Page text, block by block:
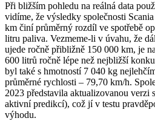
Při bližším pohledu na reálná data
vidíme, že výsledky společnosti
km činí průměrný rozdíl ve spotřebě
litru paliva. Vezmeme-li v úvahu, že
ujede ročně přibližně 150 000 km, je
600 litrů ročně lépe než nejbližší
byl také s hmotností 7 040 kg
průměrné rychlosti – 79,70 km/h.
2023 představila aktualizovanou verzi
aktivní predikcí), což jí v testu
výhodu.